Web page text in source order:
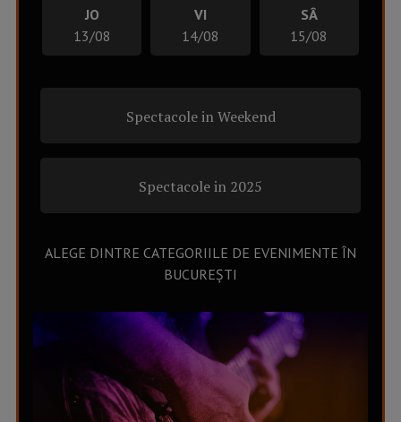
JO
13/08
VI
14/08
SÂ
15/08
Spectacole in Weekend
Spectacole in 2025
ALEGE DINTRE CATEGORIILE DE EVENIMENTE ÎN
BUCUREȘTI